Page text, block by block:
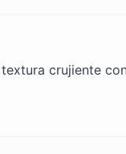
crujiente